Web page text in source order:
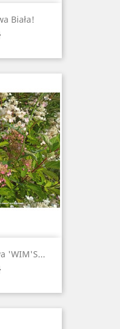
Biała!
'WIM'S...